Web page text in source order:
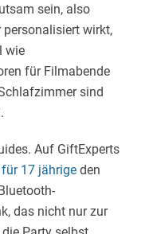
sein, also
personalisiert wirkt,
wie
für Filmabende
sind
Auf GiftExperts
für 17 jährige den
das nicht nur zur